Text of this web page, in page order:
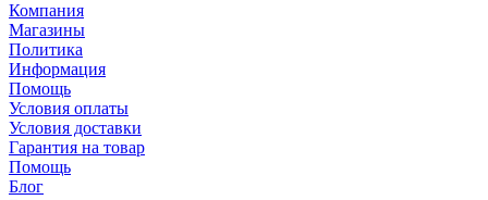
Компания
Магазины
Политика
Информация
Помощь
Условия оплаты
Условия доставки
Гарантия на товар
Помощь
Блог